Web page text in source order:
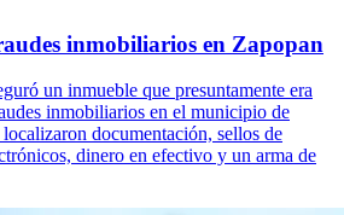
inmobiliarios en Zapopan
un inmueble que presuntamente era
inmobiliarios en el municipio de
documentación, sellos de
dinero en efectivo y un arma de